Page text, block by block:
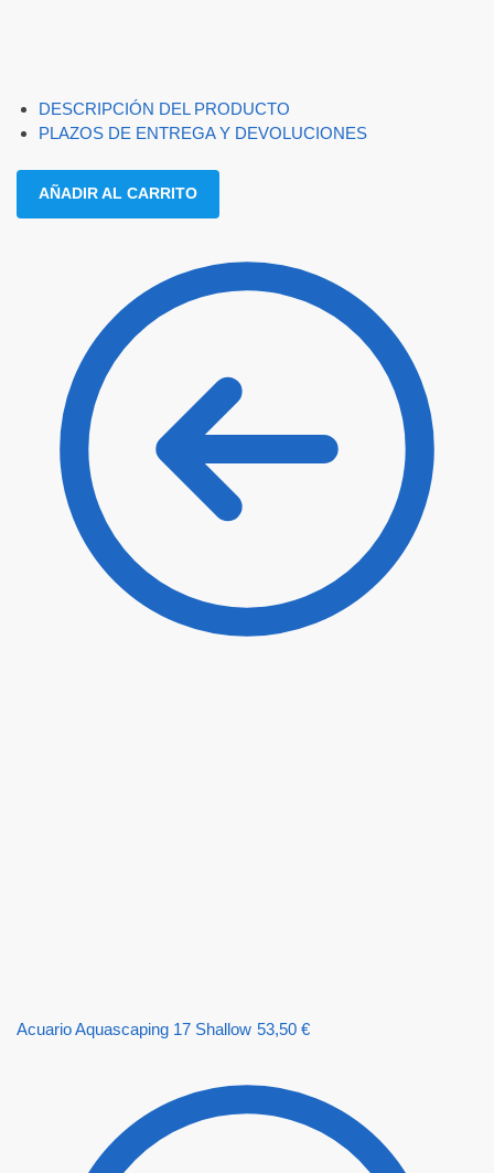
DESCRIPCIÓN DEL PRODUCTO
PLAZOS DE ENTREGA Y DEVOLUCIONES
AÑADIR AL CARRITO
Acuario Aquascaping 17 Shallow 53,50 €